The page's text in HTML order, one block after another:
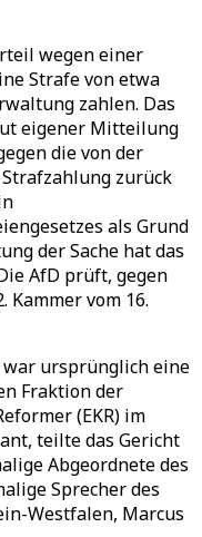
wegen einer
Strafe von etwa
zahlen. Das
eigener Mitteilung
die von der
zurück
als Grund
der Sache hat das
AfD prüft, gegen
vom 16.
ursprünglich eine
Fraktion der
(EKR) im
teilte das Gericht
Abgeordnete des
Sprecher des
Westfalen, Marcus